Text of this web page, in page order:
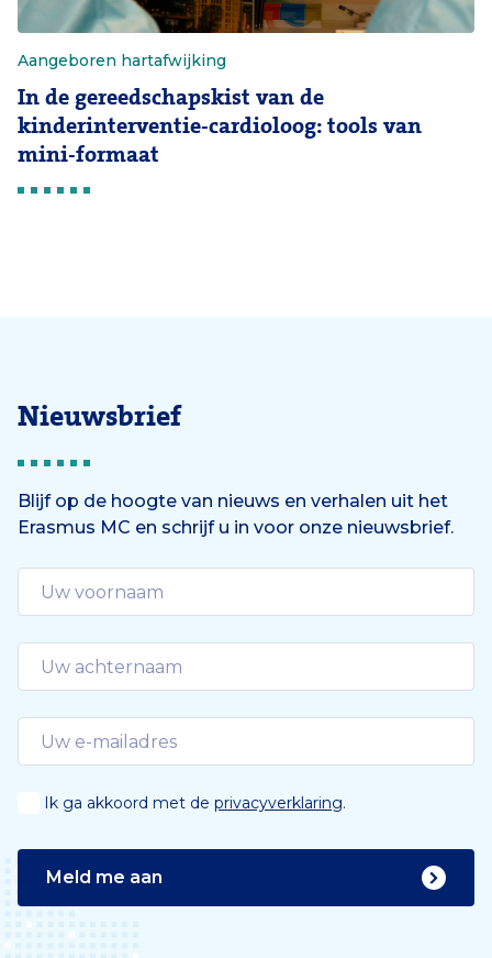
Aangeboren hartafwijking
In de gereedschapskist van de
kinderinterventie-cardioloog: tools van
mini-formaat
Nieuwsbrief
Blijf op de hoogte van nieuws en verhalen uit het
Erasmus MC en schrijf u in voor onze nieuwsbrief.
Ik ga akkoord met de privacyverklaring.
Meld me aan